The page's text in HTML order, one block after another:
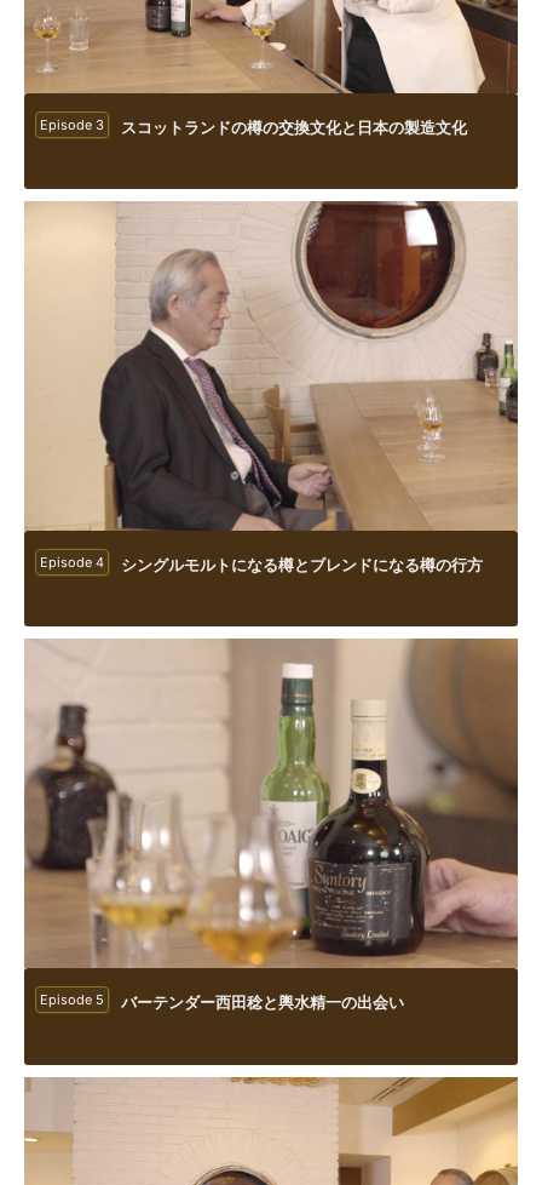
Episode 3 スコットランドの樽の交換文化と日本の製造文化
Episode 4 シングルモルトになる樽とブレンドになる樽の行方
Episode 5 バーテンダー西田稔と輿水精一の出会い